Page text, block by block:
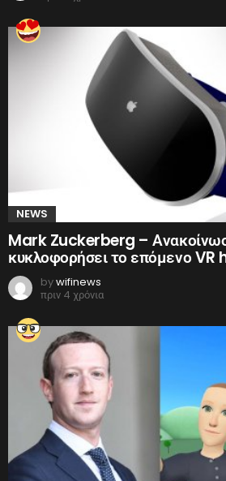
NEWS
Mark Zuckerberg –
κυκλοφορήσει το επόμενο
bywifinews
πριν 4 χρόνια